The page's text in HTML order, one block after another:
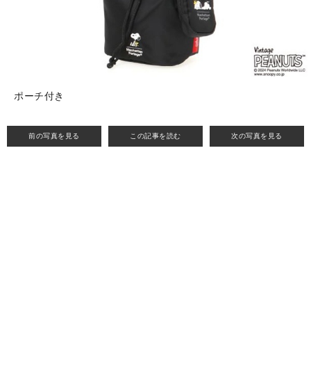
前の写真を見る この記事を読む 次の写真を見る
ポーチ付き